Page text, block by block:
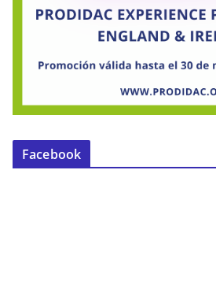
Facebook